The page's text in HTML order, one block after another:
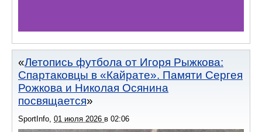
Летопись футбола от Игоря Рыжкова:
Спартаковцы в «Кайрате». Памяти Сергея
Рожкова и Николая Осянина
посвящается
SportInfo, 01 июля 2026 в 02:06